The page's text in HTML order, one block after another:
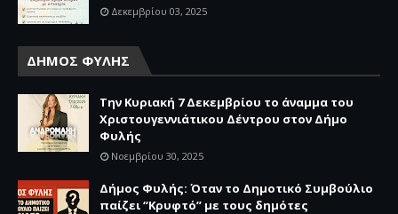
Δεκεμβρίου 03, 2025
ΔΗΜΟΣ ΦΥΛΗΣ
Την Κυριακή 7 Δεκεμβρίου το άναμμα του
Χριστουγεννιάτικου Δέντρου στον Δήμο
Φυλής
Νοεμβρίου 30, 2025
Δήμος Φυλής: Όταν το Δημοτικό Συμβούλιο
παίζει “Κρυφτό” με τους δημότες